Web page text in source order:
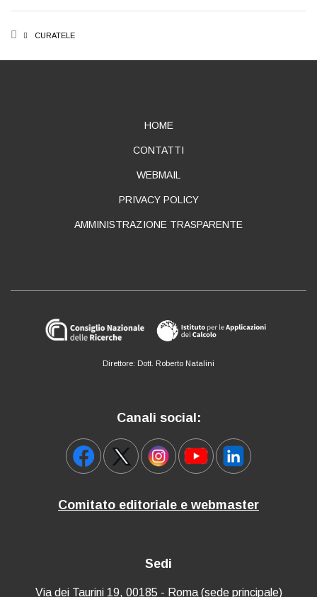
BREADCRUMB
CURATELE
HOME
CONTATTI
WEBMAIL
PRIVACY POLICY
AMMINISTRAZIONE TRASPARENTE
Direttore: Dott. Roberto Natalini
Canali social:
Comitato editoriale e webmaster
Sedi
Via dei Taurini 19, 00185 - Roma (sede principale)